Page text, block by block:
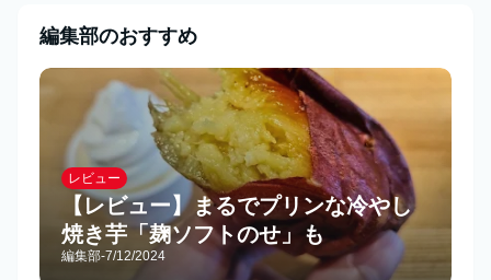
編集部のおすすめ
レビュー
【レビュー】まるでプリンな冷やし
焼き芋「麹ソフトのせ」も
編集部-7/12/2024